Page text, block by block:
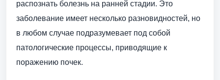
распознать болезнь на ранней стадии. Это
заболевание имеет несколько разновидностей, но
в любом случае подразумевает под собой
патологические процессы, приводящие к
поражению почек.